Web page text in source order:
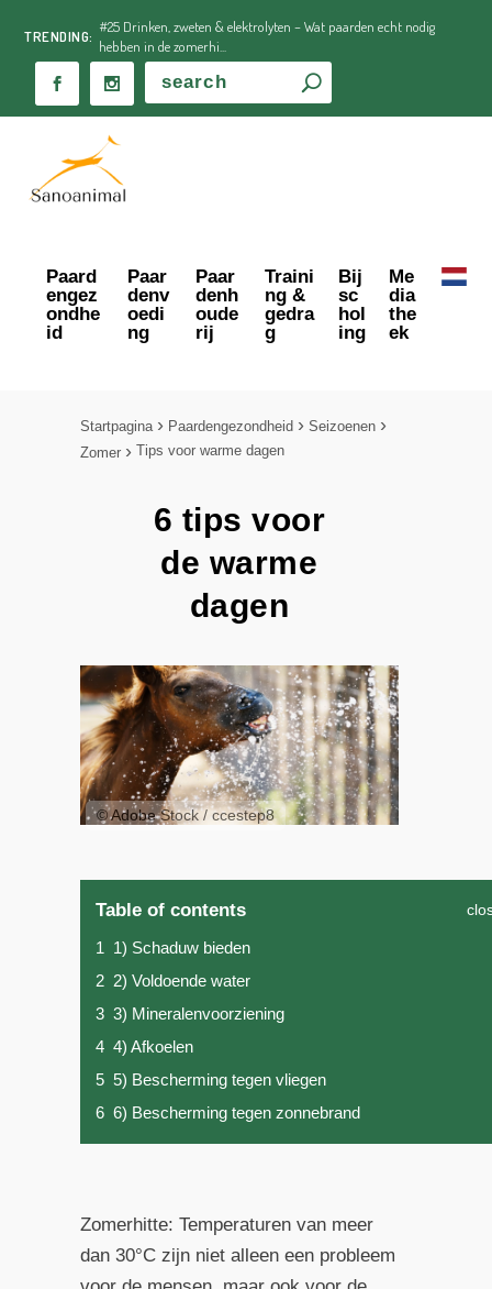
TRENDING:
#25 Drinken, zweten & elektrolyten – Wat paarden echt nodig
hebben in de zomerhi...
Paard
engez
ondhe
id
Paar
denv
oedi
ng
Paar
denh
oude
rij
Traini
ng &
gedra
g
Bij
sc
hol
ing
Me
dia
the
ek
Startpagina Paardengezondheid
Seizoenen
Zomer
Tips voor warme dagen
6 tips voor
de warme
dagen
© Adobe Stock / ccestep8
Table of contents
1 1) Schaduw bieden
2 2) Voldoende water
3 3) Mineralenvoorziening
4 4) Afkoelen
5 5) Bescherming tegen vliegen
6 6) Bescherming tegen zonnebrand
Zomerhitte: Temperaturen van meer
dan 30°C zijn niet alleen een probleem